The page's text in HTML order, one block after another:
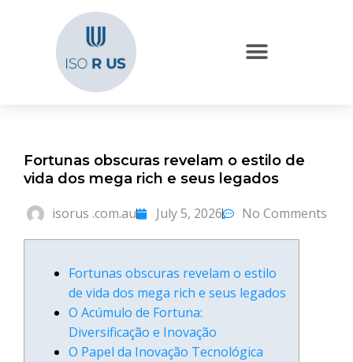
Fortunas obscuras revelam o estilo de
vida dos mega rich e seus legados
isorus .com.au
July 5, 2026 No Comments
Fortunas obscuras revelam o estilo
de vida dos mega rich e seus legados
O Acúmulo de Fortuna:
Diversificação e Inovação
O Papel da Inovação Tecnológica